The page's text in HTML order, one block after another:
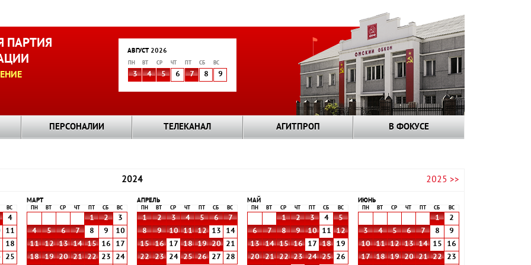
ПАРТИЯ
АВГУСТ 2026
ПН ВТ СР ЧТ СБ ВС
3 4 5 6 7 8 9
ПЕРСОНАЛИИ ТЕЛЕКАНАЛ АГИТПРОП В ФОКУСЕ
2024 2025 >>
ВС
4
11
18
25
МАРТ
ПН ВТ СР ЧТ СБ ВС
1 2
3
4
5 6 7 8 9
10
11
12 13 14 15 16
17
18
19 20 21 22 23
24
АПРЕЛЬ
ПН ВТ СР ЧТ СБ ВС
1 2 3 4 5 6
7
8
9 10 11 12 13
14
15
16 17 18 19 20
21
22
23 24 25 26 27
28
МАЙ
ПН ВТ СР ЧТ СБ ВС
1 2 3 4
5
6
7 8 9 10 11
12
13
14 15 16 17 18
19
20
21 22 23 24 25
26
ИЮНЬ
ПН ВТ СР ЧТ СБ ВС
1
2
3
4 5 6 7 8
9
10
11 12 13 14 15
16
17
18 19 20 21 22
23